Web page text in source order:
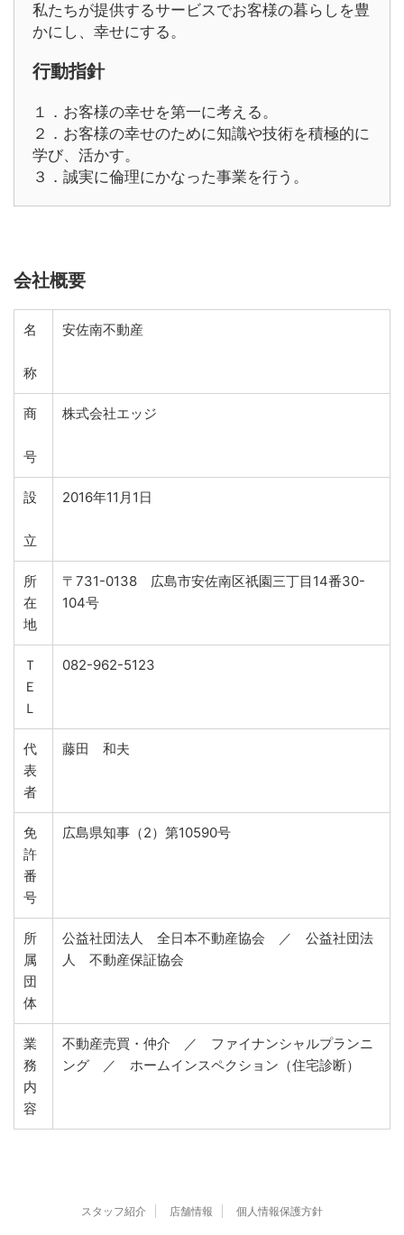
私たちが提供するサービスでお客様の暮らしを豊
かにし、幸せにする。
行動指針
１．お客様の幸せを第一に考える。
２．お客様の幸せのために知識や技術を積極的に
学び、活かす。
３．誠実に倫理にかなった事業を行う。
会社概要
名
称
安佐南不動産
商
号
株式会社エッジ
設
立
2016年11月1日
所
在
地
〒731-0138 広島市安佐南区祇園三丁目14番30-
104号
Ｔ
Ｅ
Ｌ
082-962-5123
代
表
者
藤田 和夫
免
許
番
号
広島県知事（2）第10590号
所
属
団
体
公益社団法人 全日本不動産協会 ／ 公益社団法
人 不動産保証協会
業
務
内
容
不動産売買・仲介 ／ ファイナンシャルプランニ
ング ／ ホームインスペクション（住宅診断）
スタッフ紹介 店舗情報 個人情報保護方針